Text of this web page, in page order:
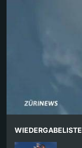
WIEDERGABELISTE